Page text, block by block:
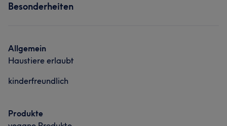
Besonderheiten
Allgemein
Haustiere erlaubt
kinderfreundlich
Produkte